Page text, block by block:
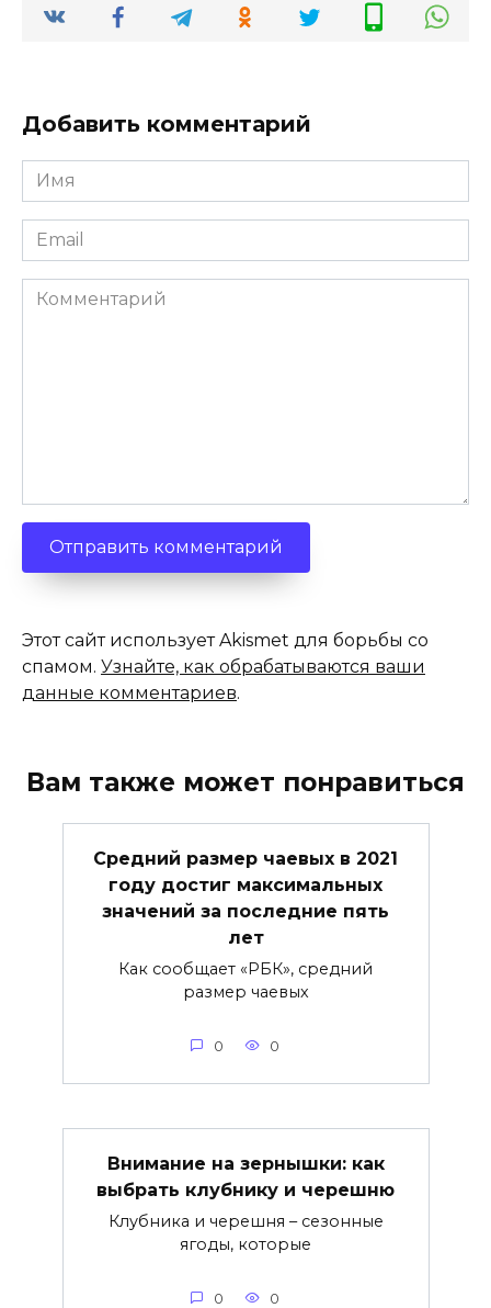
Добавить комментарий
Имя
*
Email
*
Комментарий
Этот сайт использует Akismet для борьбы со
спамом. Узнайте, как обрабатываются ваши
данные комментариев.
Вам также может понравиться
Средний размер чаевых в 2021
году достиг максимальных
значений за последние пять
лет
Как сообщает «РБК», средний
размер чаевых
0 0
Внимание на зернышки: как
выбрать клубнику и черешню
Клубника и черешня – сезонные
ягоды, которые
0 0